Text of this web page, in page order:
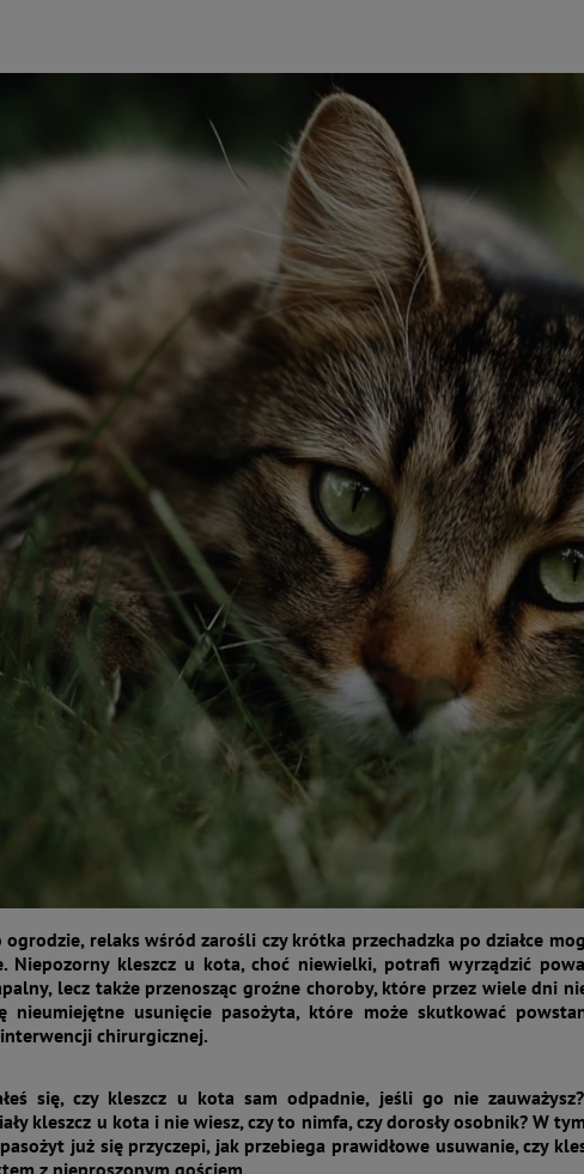
relaks wśród zarośli czy krótka przechadzka po działce
Niepozorny kleszcz u kota, choć niewielki, potrafi wyrządzić
lecz także przenosząc groźne choroby, które przez wiele dni
nieumiejętne usunięcie pasożyta, które może skutkować
chirurgicznej.
się, czy kleszcz u kota sam odpadnie, jeśli go nie
kleszcz u kota i nie wiesz, czy to nimfa, czy dorosły osobnik? W
już się przyczepi, jak przebiega prawidłowe usuwanie, czy